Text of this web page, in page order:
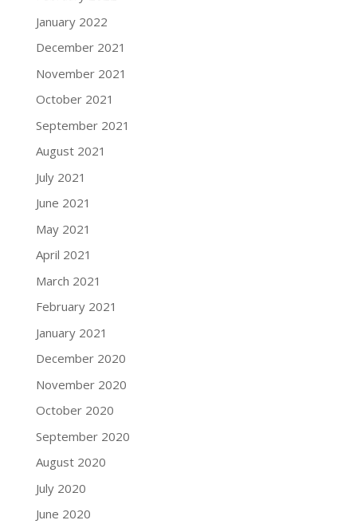
January 2022
December 2021
November 2021
October 2021
September 2021
August 2021
July 2021
June 2021
May 2021
April 2021
March 2021
February 2021
January 2021
December 2020
November 2020
October 2020
September 2020
August 2020
July 2020
June 2020